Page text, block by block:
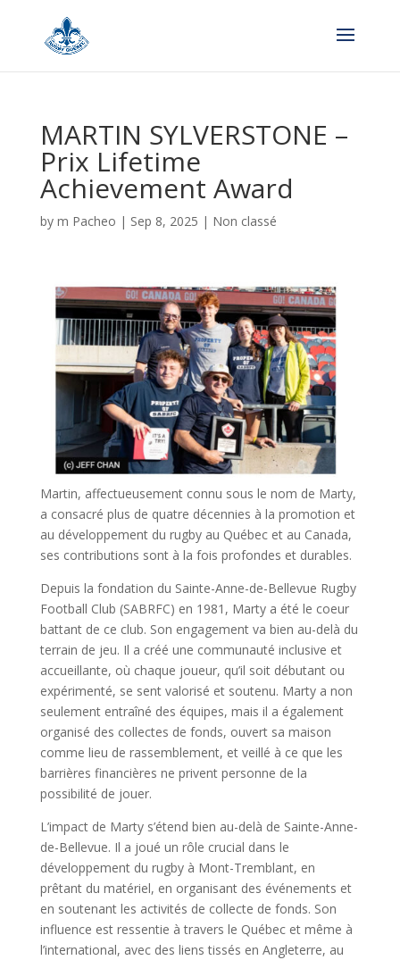
MARTIN SYLVERSTONE –
Prix Lifetime
Achievement Award
by m Pacheo | Sep 8, 2025 | Non classé
Martin, affectueusement connu sous le nom de Marty,
a consacré plus de quatre décennies à la promotion et
au développement du rugby au Québec et au Canada,
ses contributions sont à la fois profondes et durables.
Depuis la fondation du Sainte-Anne-de-Bellevue Rugby
Football Club (SABRFC) en 1981, Marty a été le coeur
battant de ce club. Son engagement va bien au-delà du
terrain de jeu. Il a créé une communauté inclusive et
accueillante, où chaque joueur, qu’il soit débutant ou
expérimenté, se sent valorisé et soutenu. Marty a non
seulement entraîné des équipes, mais il a également
organisé des collectes de fonds, ouvert sa maison
comme lieu de rassemblement, et veillé à ce que les
barrières financières ne privent personne de la
possibilité de jouer.
L’impact de Marty s’étend bien au-delà de Sainte-Anne-
de-Bellevue. Il a joué un rôle crucial dans le
développement du rugby à Mont-Tremblant, en
prêtant du matériel, en organisant des événements et
en soutenant les activités de collecte de fonds. Son
influence est ressentie à travers le Québec et même à
l’international, avec des liens tissés en Angleterre, au